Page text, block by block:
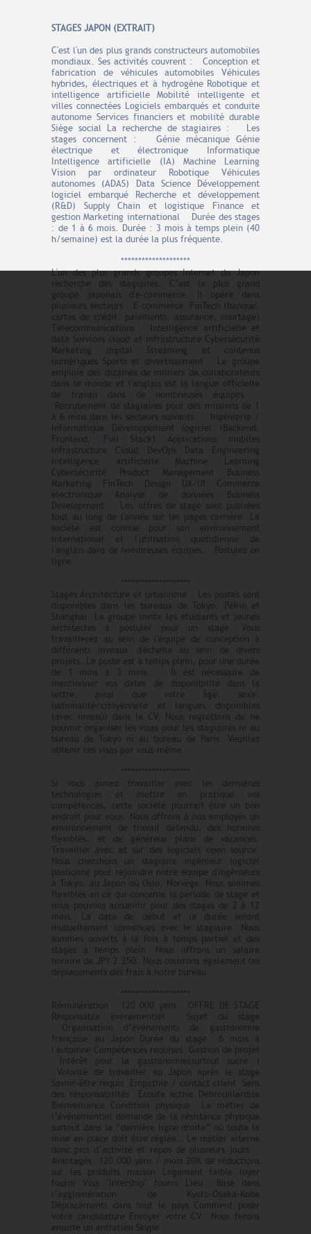
STAGES JAPON (EXTRAIT)
C'est l'un des plus grands constructeurs automobiles
mondiaux. Ses activités couvrent : Conception et
fabrication de véhicules automobiles Véhicules
hybrides, électriques et à hydrogène Robotique et
intelligence artificielle Mobilité intelligente et
villes connectées Logiciels embarqués et conduite
autonome Services financiers et mobilité durable
Siège social La recherche de stagiaires : Les
stages concernent : Génie mécanique Génie
électrique et électronique Informatique
Intelligence artificielle (IA) Machine Learning
Vision par ordinateur Robotique Véhicules
autonomes (ADAS) Data Science Développement
logiciel embarqué Recherche et développement
(R&D) Supply Chain et logistique Finance et
gestion Marketing international Durée des stages
: de 1 à 6 mois. Durée : 3 mois à temps plein (40
h/semaine) est la durée la plus fréquente.
********************
L'un des plus grands groupes Internet du Japon
recherche des stagiaires. C’est le plus grand
groupe japonais d'e-commerce. Il opère dans
plusieurs secteurs : E-commerce FinTech (banque,
cartes de crédit, paiements, assurance, courtage)
Télécommunications Intelligence artificielle et
data Services cloud et infrastructure Cybersécurité
Marketing digital Streaming et contenus
numériques Sports et divertissement Le groupe
emploie des dizaines de milliers de collaborateurs
dans le monde et l'anglais est la langue officielle
de travail dans de nombreuses équipes.
Recrutement de stagiaires pour des missions de 1
à 6 mois dans les secteurs suivants : Ingénierie /
Informatique Développement logiciel (Backend,
Frontend, Full Stack) Applications mobiles
Infrastructure Cloud DevOps Data Engineering
Intelligence artificielle Machine Learning
Cybersécurité Product Management Business
Marketing FinTech Design UX/UI Commerce
électronique Analyse de données Business
Development. Les offres de stage sont publiées
tout au long de l'année sur les pages carrière. La
société est connue pour son environnement
international et l'utilisation quotidienne de
l'anglais dans de nombreuses équipes. Postulez en
ligne.
Stages Architecture et urbanisme Les postes sont
disponibles dans les bureaux de Tokyo, Pékin et
Shanghai. Le groupe invite les étudiants et jeunes
architectes à postuler pour un stage. Vous
travaillerez au sein de l'équipe de conception à
différents niveaux d'échelle au sein de divers
projets. Le poste est à temps plein, pour une durée
de 1 mois à 3 mois. Il est nécessaire de
mentionner vos dates de disponibilité dans la
lettre, ainsi que votre âge, sexe,
nationalité/citoyenneté et langues disponibles
(avec niveau) dans le CV. Nous regrettons de ne
pouvoir organiser les visas pour les stagiaires ni au
bureau de Tokyo ni au bureau de Paris. Veuillez
obtenir ces visas par vous-même.
Si vous aimez travailler avec les dernières
technologies et mettre en pratique vos
compétences, cette société pourrait être un bon
endroit pour vous. Nous offrons à nos employés un
environnement de travail détendu, des horaires
flexibles, et de généreux plans de vacances.
Travailler avec et sur des logiciels open source.
Nous cherchons un stagiaire ingénieur logiciel
passionné pour rejoindre notre équipe d'ingénieurs
à Tokyo, au Japon ou Oslo, Norvège. Nous sommes
flexibles en ce qui concerne la période de stage et
nous pouvons accueillir pour des stages de 2 à 12
mois. La date de début et la durée seront
mutuellement convenues avec le stagiaire. Nous
sommes ouverts à la fois à temps partiel et des
stages à temps plein. Nous offrons un salaire
horaire de JPY 2.250. Nous couvrons également les
déplacements des frais à notre bureau.
Rémunération : 120 000 yens : OFFRE DE STAGE
Responsable événementiel Sujet du stage
Organisation d’évènements de gastronomie
française au Japon Durée du stage 6 mois à
l'automne Compétences requises Gestion de projet
Intérêt pour la gastronomie(surtout sucre )
Volonté de travailler au Japon après le stage
Savoir-être requis Empathie / contact client Sens
des responsabilités Écoute active Débrouillardise
Bienveillance Condition physique Le métier de
l’événementiel demande de la résistance physique
surtout dans la “dernière ligne droite” où toute la
mise en place doit être réglée… Le métier alterne
donc pics d’activité et repos de plusieurs jours.
Avantages 120.000 yens / mois 20% de réductions
sur les produits maison Logement faible loyer
fourni Visa "Intership" fourni Lieu Basé dans
l’agglomération de Kyoto-Osaka-Kobe
Déplacements dans tout le pays Comment poser
votre candidature Envoyer votre CV Nous ferons
ensuite un entretien Skype